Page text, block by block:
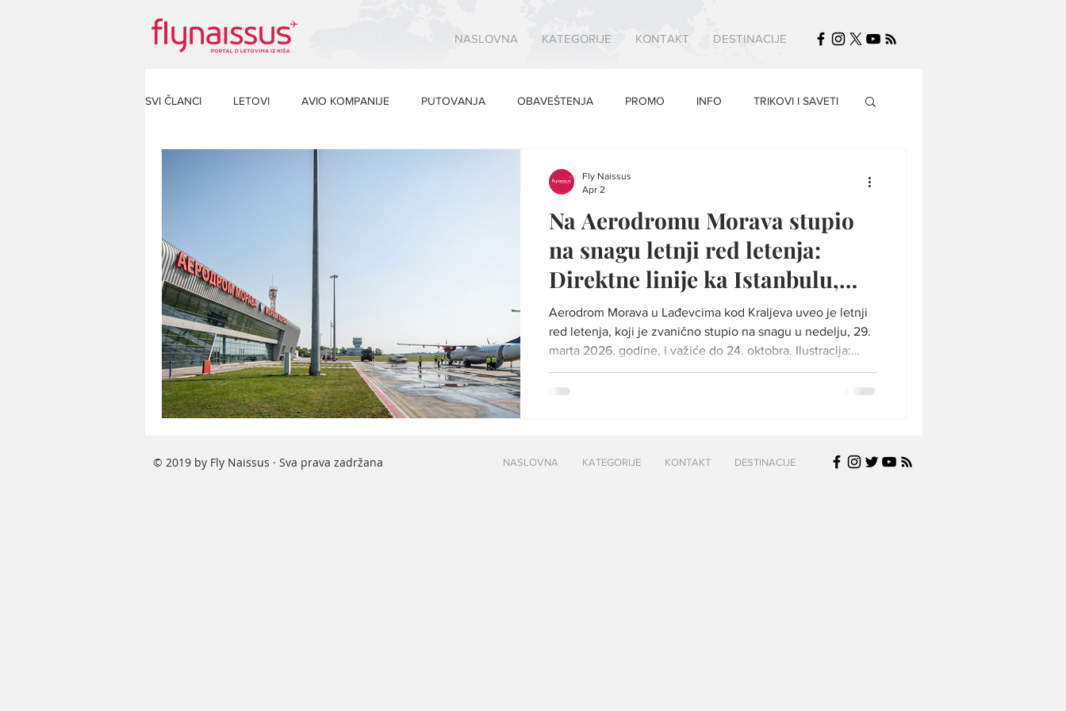
NASLOVNA KATEGORIJE KONTAKT DESTINACIJE
SVI ČLANCI LETOVI AVIO KOMPANIJE PUTOVANJA OBAVEŠTENJA PROMO INFO TRIKOVI I SAVETI
Na Aerodromu Morava stupio
na snagu letnji red letenja:
Direktne linije ka Istanbulu,
Solunu i Tivtu
Aerodrom Morava u Lađevcima kod Kraljeva uveo je letnji
red letenja, koji je zvanično stupio na snagu u nedelju, 29.
marta 2026. godine, i važiće do 24. oktobra. Ilustracija:
Aerodrom Morava / FlyNaissus Primena letnjeg reda letenja
počela je letom na relaciji Kraljevo – Istanbul – Kraljevo u
realizovaće s
Fly Naissus
Apr 2
© 2019 by Fly Naissus · Sva prava zadržana NASLOVNA KATEGORIJE KONTAKT DESTINACIJE